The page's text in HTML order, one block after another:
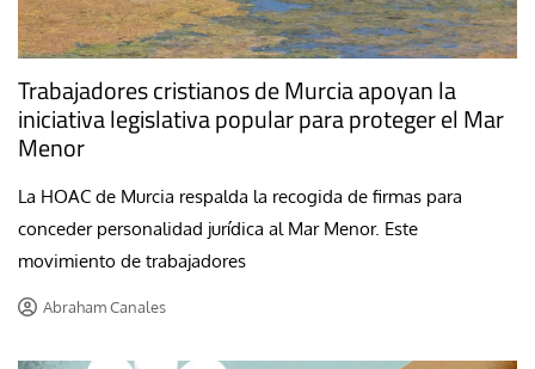
Trabajadores cristianos de Murcia apoyan la
iniciativa legislativa popular para proteger el Mar
Menor
La HOAC de Murcia respalda la recogida de firmas para
conceder personalidad jurídica al Mar Menor. Este
movimiento de trabajadores
Abraham Canales